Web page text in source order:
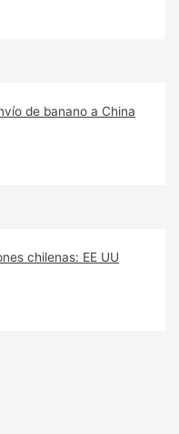
de banano a China
chilenas: EE UU